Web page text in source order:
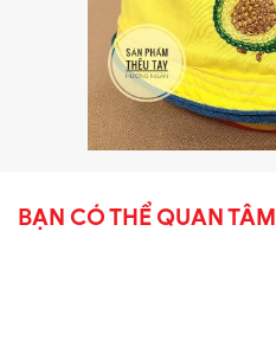
BẠN CÓ THỂ QUAN TÂM